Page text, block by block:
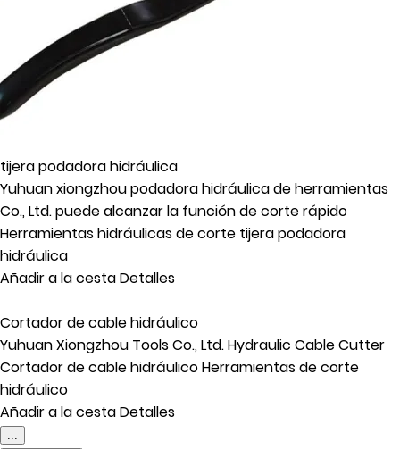
tijera podadora hidráulica
Yuhuan xiongzhou podadora hidráulica de herramientas
Co., Ltd. puede alcanzar la función de corte rápido
Herramientas hidráulicas de corte tijera podadora
hidráulica
Añadir a la cestaDetalles
Cortador de cable hidráulico
Yuhuan Xiongzhou Tools Co., Ltd. Hydraulic Cable Cutter
Cortador de cable hidráulicoHerramientas de corte
hidráulico
Añadir a la cestaDetalles